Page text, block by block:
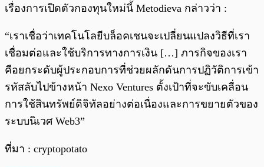
เรื่องการเปิดตัวกองทุนใหม่นี้ Metodieva กล่าวว่า :
“เราเชื่อว่าเทคโนโลยีบล็อคเชนจะเปลี่ยนแปลงวิธีที่เรา
เชื่อมต่อและใช้บริการทางการเงิน […] ภารกิจของเรา
คือยกระดับผู้ประกอบการที่ช่วยผลักดันการปฏิวัติการเข้า
รหัสลับไปข้างหน้า Nexo Ventures ตั้งเป้าที่จะขับเคลื่อน
การใช้สินทรัพย์ดิจิทัลอย่างต่อเนื่องและการขยายตัวของ
ระบบนิเวศ Web3”
ที่มา : cryptopotato